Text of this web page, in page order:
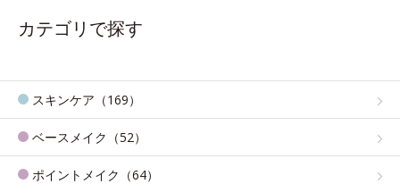
カテゴリで探す
スキンケア（169）
ベースメイク（52）
ポイントメイク（64）